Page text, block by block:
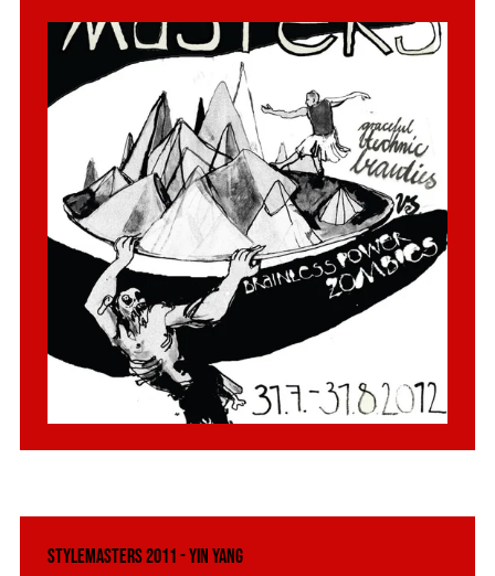
Stylemasters 2011 - Yin Yang